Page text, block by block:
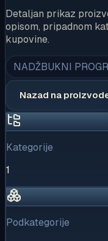
Detaljan prikaz
opisom, pripadnom
kupovine.
NADŽBUKNI
Nazad na
Kategorije
1
Podkategorije